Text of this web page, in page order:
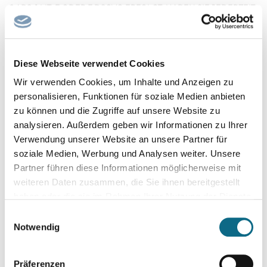
Diese Webseite verwendet Cookies
Wir verwenden Cookies, um Inhalte und Anzeigen zu
personalisieren, Funktionen für soziale Medien anbieten
zu können und die Zugriffe auf unsere Website zu
analysieren. Außerdem geben wir Informationen zu Ihrer
Verwendung unserer Website an unsere Partner für
soziale Medien, Werbung und Analysen weiter. Unsere
Partner führen diese Informationen möglicherweise mit
weiteren Daten zusammen, die Sie ihnen bereitgestellt
Notwendig
Präferenzen
6 ABS. 1 LIT. E ODER F DSGVO ERFOLGT, HABEN SIE JEDERZEIT
DAS RECHT, AUS GRÜNDEN, DIE SICH AUS IHRER
BESONDEREN SITUATION ERGEBEN, GEGEN DIE
WIDERSPRUCH EINZULEGEN; DIES GILT AUCH FÜR EIN AUF
DIESE BESTIMMUNGEN GESTÜTZTES PROFILING. DIE
JEWEILIGE RECHTSGRUNDLAGE, AUF DENEN EINE
VERARBEITUNG BERUHT, ENTNEHMEN SIE DIESER
DATENSCHUTZERKLÄRUNG. WENN SIE WIDERSPRUCH
EINLEGEN, WERDEN WIR IHRE BETROFFENEN
ES SEI DENN, WIR KÖNNEN ZWINGENDE SCHUTZWÜRDIGE
DIE VERARBEITUNG DIENT DER GELTENDMACHUNG,
AUSÜBUNG ODER VERTEIDIGUNG VON RECHTSANSPRÜCHEN